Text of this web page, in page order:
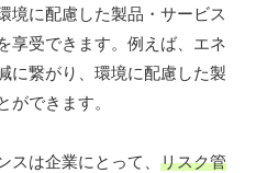
境に配慮した製品・サービス
享受できます。例えば、エネ
に繋がり、環境に配慮した製
ができます。
スは企業にとって、 リスク管